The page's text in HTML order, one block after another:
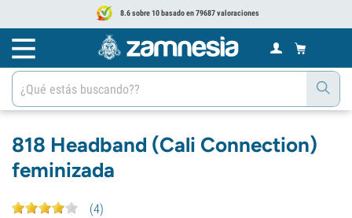
8.6 sobre 10 basado en 79687 valoraciones
818 Headband (Cali Connection)
feminizada
(4)